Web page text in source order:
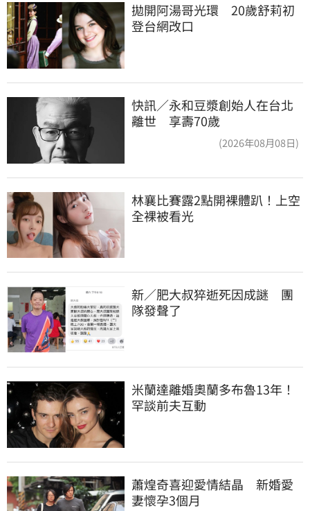
拋開阿湯哥光環　20歲舒莉初
登台網改口
快訊／永和豆漿創始人在台北
離世 享壽70歲
(2026年08月08日)
林襄比賽露2點開裸體趴！上空
全裸被看光
新／肥大叔猝逝死因成謎　團
隊發聲了
米蘭達離婚奧蘭多布魯13年！
罕談前夫互動
蕭煌奇喜迎愛情結晶　新婚愛
妻懷孕3個月